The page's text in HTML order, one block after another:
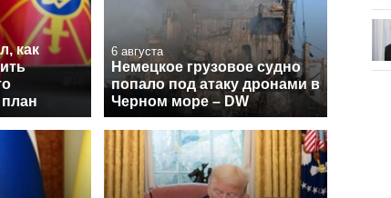
как
6 августа
Немецкое грузовое судно
попало под атаку дронами в
Черном море – DW